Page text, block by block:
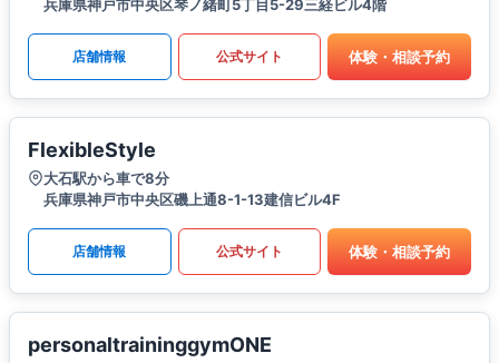
兵庫県神戸市中央区琴ノ緒町5丁目5-29三経ビル4階
店舗情報 公式サイト 体験・相談予約
FlexibleStyle
大石駅から車で8分
兵庫県神戸市中央区磯上通8-1-13建信ビル4F
店舗情報 公式サイト 体験・相談予約
personaltraininggymONE